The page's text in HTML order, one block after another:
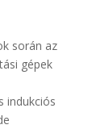
során az
gépek
indukciós